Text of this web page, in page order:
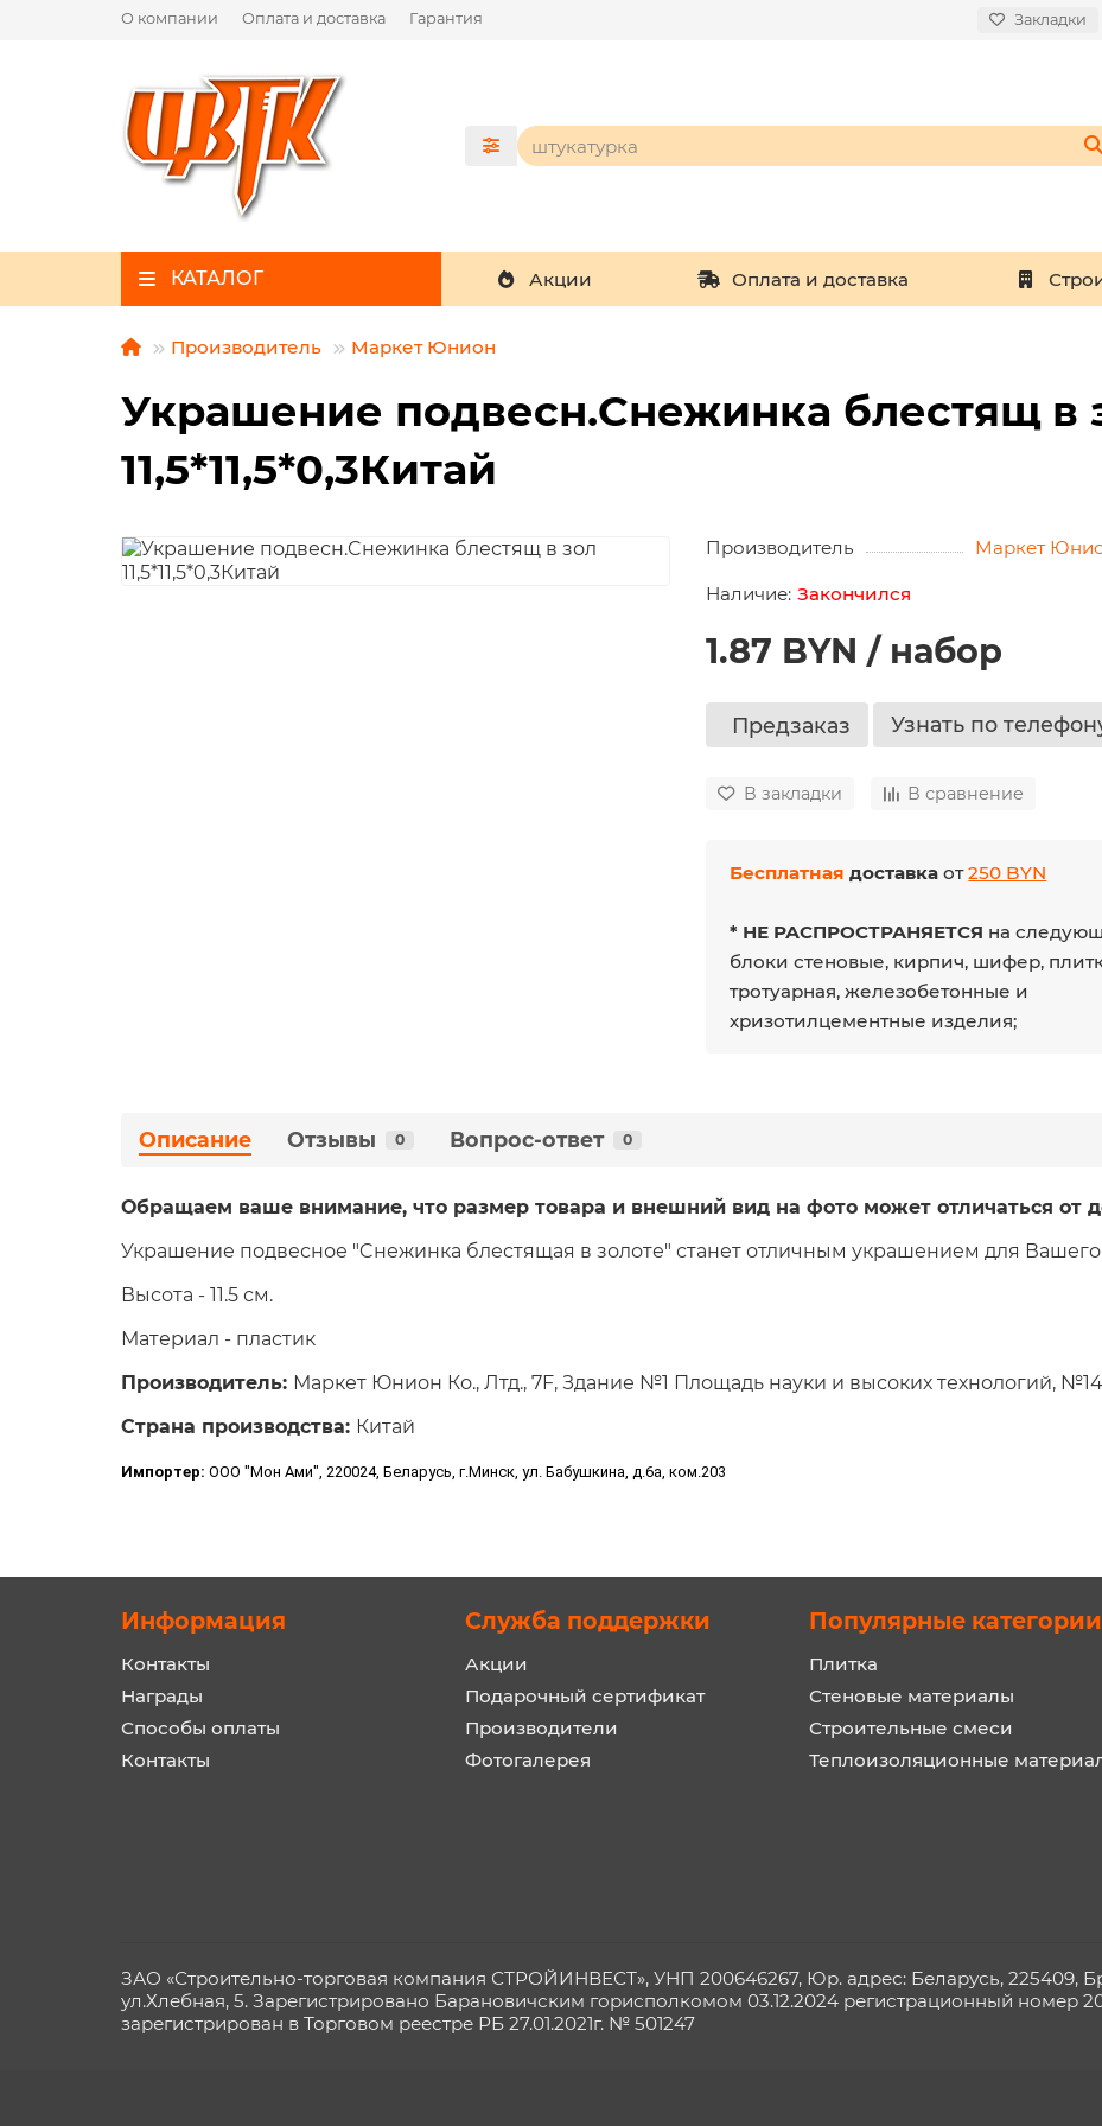
О компании Оплата и доставка Гарантия Закладки
КАТАЛОГ Акции Оплата и доставка
Производитель Маркет Юнион
Украшение подвесн.Cнежинка блестящ в
11,5*11,5*0,3Китай
Производитель Маркет
Закончился
1.87 BYN / набор
Предзаказ Узнать по
В закладки В сравнение
Бесплатная доставка от250 BYN
* НЕ РАСПРОСТРАНЯЕТСЯ на
блоки стеновые, кирпич, шифер,
тротуарная, железобетонные и
хризотилцементные изделия;
Описание Отзывы 0 Вопрос-ответ 0
Обращаем ваше внимание, что размер товара и внешний вид на фото может отличаться от
Украшение подвесное "Cнежинка блестящая в золоте" станет отличным украшением для
Высота - 11.5 см.
Материал - пластик
Производитель: Маркет Юнион Ко., Лтд., 7F, Здание №1 Площадь науки и высоких технологий,
Страна производства: Китай
Импортер: ООО "Мон Ами", 220024, Беларусь, г.Минск, ул. Бабушкина, д.6а, ком.203
Информация
Контакты
Награды
Способы оплаты
Контакты
Служба поддержки
Акции
Подарочный сертификат
Производители
Фотогалерея
Популярные категории
Плитка
Стеновые материалы
Строительные смеси
Теплоизоляционные
ЗАО «Строительно-торговая компания СТРОЙИНВЕСТ», УНП 200646267, Юр. адрес: Беларусь, 225409,
ул.Хлебная, 5. Зарегистрировано Барановичским горисполкомом 03.12.2024 регистрационный номер
зарегистрирован в Торговом реестре РБ 27.01.2021г. № 501247